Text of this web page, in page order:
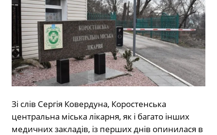
Зі слів Сергія Ковердуна, Коростенська
центральна міська лікарня, як і багато інших
медичних закладів, із перших днів опинилася в